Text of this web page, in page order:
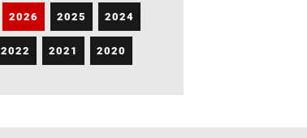
2026 2025 2024
2022 2021 2020